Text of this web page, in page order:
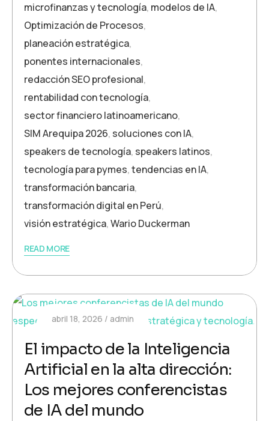
microfinanzas y tecnología, modelos de IA,
Optimización de Procesos,
planeación estratégica,
ponentes internacionales,
redacción SEO profesional,
rentabilidad con tecnología,
sector financiero latinoamericano,
SIM Arequipa 2026, soluciones con IA,
speakers de tecnología, speakers latinos,
tecnología para pymes,tendencias en IA,
transformación bancaria,
transformación digital en Perú,
visión estratégica,Wario Duckerman
READ MORE
abril 18, 2026 admin
El impacto de la Inteligencia
Artificial en la alta dirección:
Los mejores conferencistas
de IA del mundo